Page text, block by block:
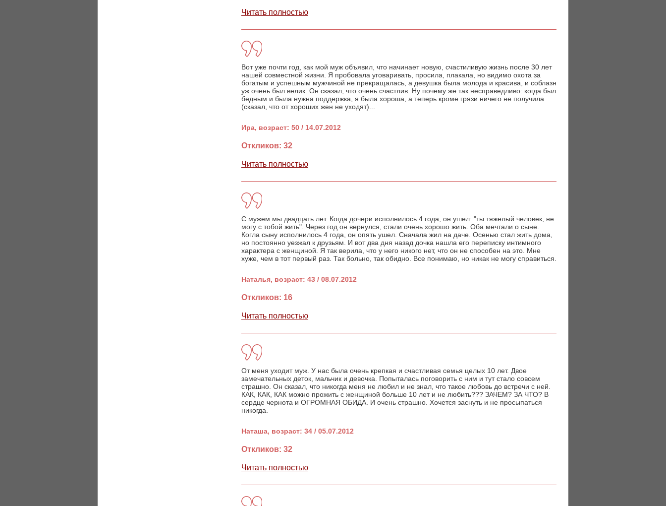
Читать полностью
Вот уже почти год, как мой муж объявил, что начинает новую, счастиливую жизнь после 30 лет
нашей совместной жизни. Я пробовала уговаривать, просила, плакала, но видимо охота за
богатым и успешным мужчиной не прекращалась, а девушка была молода и красива, и соблазн
уж очень был велик. Он сказал, что очень счастлив. Ну почему же так несправедливо: когда был
бедным и была нужна поддержка, я была хороша, а теперь кроме грязи ничего не получила
(сказал, что от хороших жен не уходят)...
Ира, возраст: 50 / 14.07.2012
Откликов: 32
Читать полностью
С мужем мы двадцать лет. Когда дочери исполнилось 4 года, он ушел: "ты тяжелый человек, не
могу с тобой жить". Через год он вернулся, стали очень хорошо жить. Оба мечтали о сыне.
Когла сыну исполнилось 4 года, он опять ушел. Сначала жил на даче. Осенью стал жить дома,
но постоянно уезжал к друзьям. И вот два дня назад дочка нашла его переписку интимного
характера с женщиной. Я так верила, что у него никого нет, что он не способен на это. Мне
хуже, чем в тот первый раз. Так больно, так обидно. Все понимаю, но никак не могу справиться.
Наталья, возраст: 43 / 08.07.2012
Откликов: 16
Читать полностью
От меня уходит муж. У нас была очень крепкая и счастливая семья целых 10 лет. Двое
замечательных деток, мальчик и девочка. Попыталась поговорить с ним и тут стало совсем
страшно. Он сказал, что никогда меня не любил и не знал, что такое любовь до встречи с ней.
КАК, КАК, КАК можно прожить с женщиной больше 10 лет и не любить??? ЗАЧЕМ? ЗА ЧТО? В
сердце чернота и ОГРОМНАЯ ОБИДА. И очень страшно. Хочется заснуть и не просыпаться
никогда.
Наташа, возраст: 34 / 05.07.2012
Откликов: 32
Читать полностью